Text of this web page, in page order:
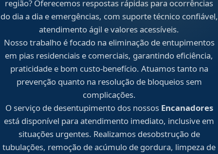
região? Oferecemos respostas rápidas para ocorrências
do dia a dia e emergências, com suporte técnico confiável,
atendimento ágil e valores acessíveis.
Nosso trabalho é focado na eliminação de entupimentos
em pias residenciais e comerciais, garantindo eficiência,
praticidade e bom custo-benefício. Atuamos tanto na
prevenção quanto na resolução de bloqueios sem
complicações.
O serviço de desentupimento dos nossos Encanadores
está disponível para atendimento imediato, inclusive em
situações urgentes. Realizamos desobstrução de
tubulações, remoção de acúmulo de gordura, limpeza de